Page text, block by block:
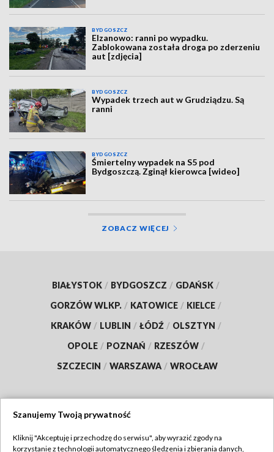
BYDGOSZCZ
Elzanowo: ranni po wypadku.
Zablokowana została droga po zderzeniu
aut [zdjęcia]
BYDGOSZCZ
Wypadek trzech aut w Grudziądzu. Są
ranni
BYDGOSZCZ
Śmiertelny wypadek na S5 pod
Bydgoszczą. Zginął kierowca [wideo]
ZOBACZ WIĘCEJ
BIAŁYSTOK / BYDGOSZCZ / GDAŃSK /
GORZÓW WLKP. / KATOWICE / KIELCE /
KRAKÓW / LUBLIN / ŁÓDŹ / OLSZTYN /
OPOLE / POZNAŃ / RZESZÓW /
SZCZECIN / WARSZAWA / WROCŁAW
Szanujemy Twoją prywatność
Kliknij "Akceptuję i przechodzę do serwisu", aby wyrazić zgody na
korzystanie z technologii automatycznego śledzenia i zbierania danych,